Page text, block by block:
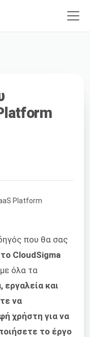
που θα σας
το CloudSigma
όλα τα
εργαλεία και
να
χρήστη για να
το έργο